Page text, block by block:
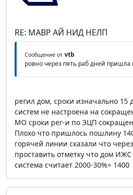
RE: МАВР АЙ НИД НЕЛП
Сообщение от vtb
ровно через пять раб дней пришла
регил дом, сроки изначально
систем не настроена на
МО сроки рег-и по ЭЦП
Плохо что пришлось пошлину
горячей линии сказали что
проставить отметку что дом
система считает 2000-30%= 1400